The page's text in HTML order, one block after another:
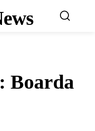
Boarda